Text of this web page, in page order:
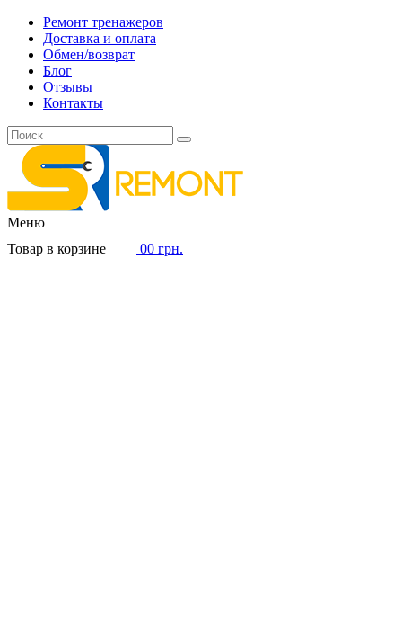
Ремонт тренажеров
Доставка и оплата
Обмен/возврат
Блог
Отзывы
Контакты
Меню
Товар в корзине
00 грн.